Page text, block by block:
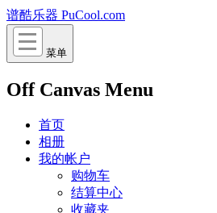
谱酷乐器 PuCool.com
菜单
Off Canvas Menu
首页
相册
我的帐户
购物车
结算中心
收藏夹